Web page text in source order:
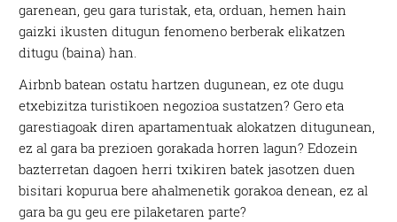
garenean, geu gara turistak, eta, orduan, hemen hain
gaizki ikusten ditugun fenomeno berberak elikatzen
ditugu (baina) han.
Airbnb batean ostatu hartzen dugunean, ez ote dugu
etxebizitza turistikoen negozioa sustatzen? Gero eta
garestiagoak diren apartamentuak alokatzen ditugunean,
ez al gara ba prezioen gorakada horren lagun? Edozein
bazterretan dagoen herri txikiren batek jasotzen duen
bisitari kopurua bere ahalmenetik gorakoa denean, ez al
gara ba gu geu ere pilaketaren parte?